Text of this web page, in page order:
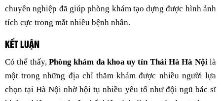
chuyên nghiệp đã giúp phòng khám tạo dựng được hình ảnh
tích cực trong mắt nhiều bệnh nhân.
KẾT LUẬN
Có thể thấy, Phòng khám đa khoa uy tín Thái Hà Hà Nộilà
một trong những địa chỉ thăm khám được nhiều người lựa
chọn tại Hà Nội nhờ hội tụ nhiều yếu tố như đội ngũ bác sĩ